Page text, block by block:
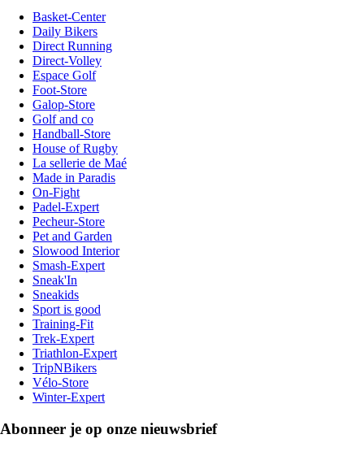
Basket-Center
Daily Bikers
Direct Running
Direct-Volley
Espace Golf
Foot-Store
Galop-Store
Golf and co
Handball-Store
House of Rugby
La sellerie de Maé
Made in Paradis
On-Fight
Padel-Expert
Pecheur-Store
Pet and Garden
Slowood Interior
Smash-Expert
Sneak'In
Sneakids
Sport is good
Training-Fit
Trek-Expert
Triathlon-Expert
TripNBikers
Vélo-Store
Winter-Expert
Abonneer je op onze nieuwsbrief